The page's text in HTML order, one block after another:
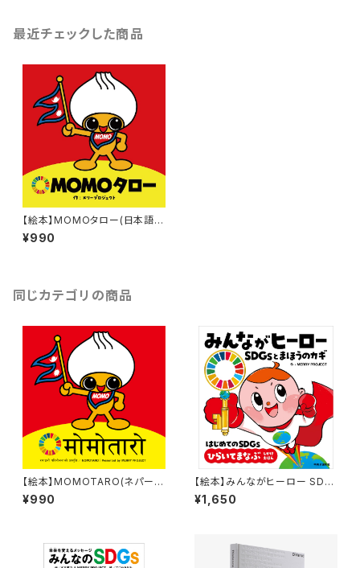
最近チェックした商品
【絵本】MOMOタロー(日本語v
er)
¥990
同じカテゴリの商品
【絵本】MOMOTARO(ネパール
語・英語ver)
¥990
【絵本】みんながヒーロー SDG
sとまほうのカギ(サイン付きve
r)
¥1,650